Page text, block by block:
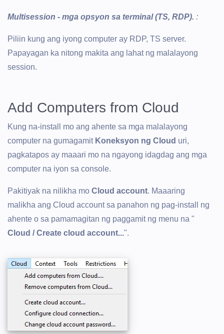
Multisession - mga opsyon sa terminal (TS, RDP). :
Piliin kung ang iyong computer ay RDP, TS server.
Papayagan ka nitong makita ang lahat ng malalayong
session.
Add Computers from Cloud
Kung na-install mo ang ahente sa mga malalayong
computer na gumagamit Koneksyon ng Cloud uri,
pagkatapos ay maaari mo na ngayong idagdag ang mga
computer na iyon sa console.
Pakitiyak na nilikha mo Cloud account. Maaaring
malikha ang Cloud account sa panahon ng pag-install ng
ahente o sa pamamagitan ng paggamit ng menu na "
Cloud / Create cloud account...".